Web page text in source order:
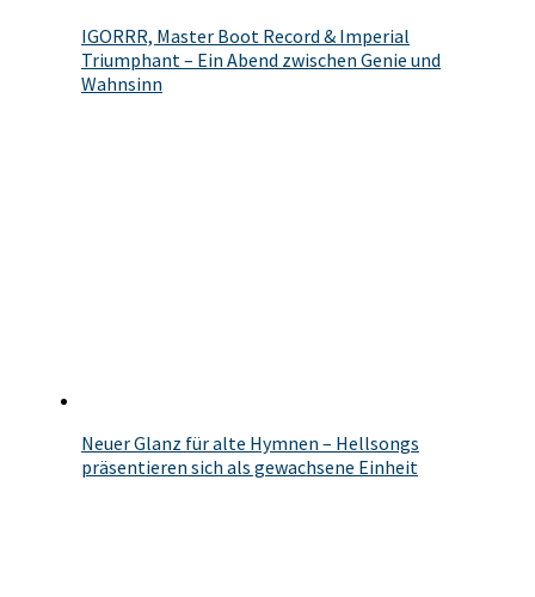
IGORRR, Master Boot Record & Imperial
Triumphant – Ein Abend zwischen Genie und
Wahnsinn
Neuer Glanz für alte Hymnen – Hellsongs
präsentieren sich als gewachsene Einheit